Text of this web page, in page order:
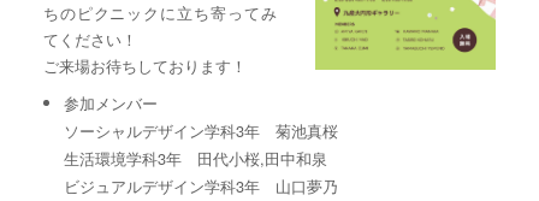
ちのピクニックに立ち寄ってみ
てください！
ご来場お待ちしております！
参加メンバー
ソーシャルデザイン学科3年 菊池真桜
生活環境学科3年 田代小桜,田中和泉
ビジュアルデザイン学科3年 山口夢乃